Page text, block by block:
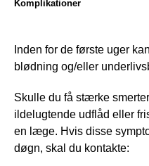
Komplikationer
Inden for de første uger
blødning og/eller
Skulle du få stærke
ildelugtende udflåd eller
en læge. Hvis disse
døgn, skal du kontakte: